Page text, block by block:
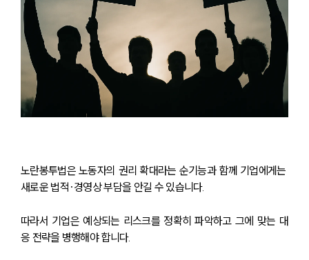
노란봉투법은 노동자의 권리 확대라는 순기능과 함께 기업에게는
새로운 법적·경영상 부담을 안길 수 있습니다.
따라서 기업은 예상되는 리스크를 정확히 파악하고 그에 맞는 대
응 전략을 병행해야 합니다.